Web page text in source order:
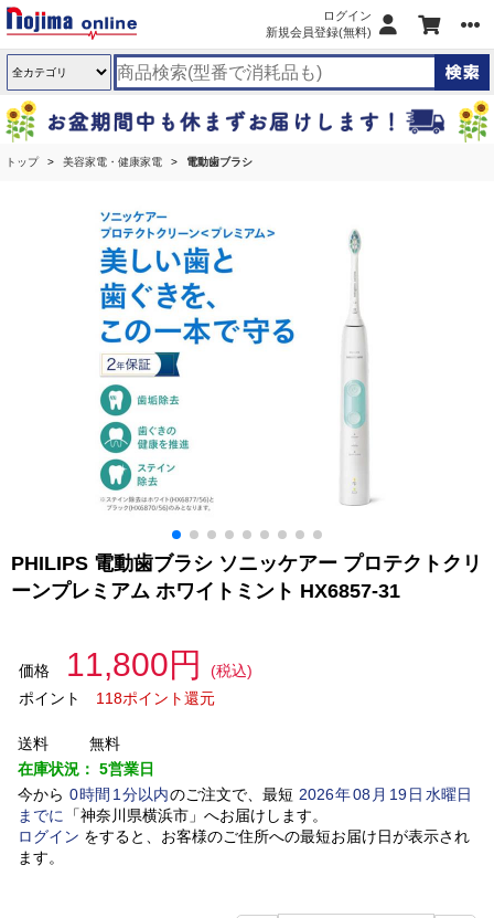
ログイン
新規会員登録(無料)
トップ 美容家電・健康家電 電動歯ブラシ
PHILIPS 電動歯ブラシ ソニッケアー プロテクトクリ
ーンプレミアム ホワイトミント HX6857-31
価格 11,800円
(税込)
ポイント
118ポイント還元
送料
無料
在庫状況： 5営業日
今から 0時間 1 分以内のご注文で、最短 2026年08 月 19日水曜日
までに
「神奈川県横浜市」 へお届けします。
ログイン をすると、お客様のご住所への最短お届け日が表示され
ます。